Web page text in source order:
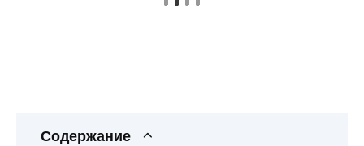
Содержание